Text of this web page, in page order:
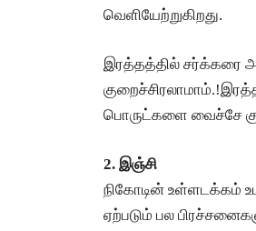
வெளியேற்றுகிறது.
இரத்தத்தில் சர்க்கரை
பொருட்களை வைச்சே
2. இஞ்சி
நிகோடின் உள்ளடக்கம்
ஏற்படும் பல